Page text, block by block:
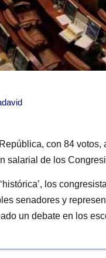
con 84
salarial de los
los
senadores y
un debate en los